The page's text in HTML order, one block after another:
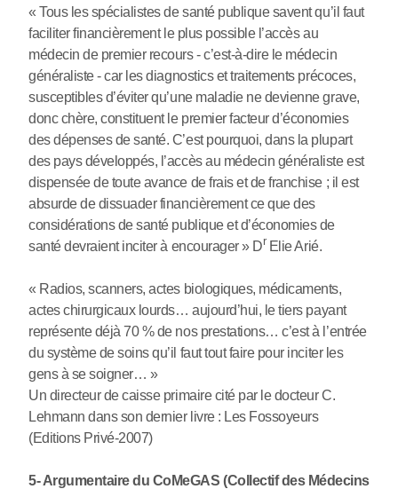
« Tous les spécialistes de santé publique savent qu’il faut
faciliter financièrement le plus possible l’accès au
médecin de premier recours - c’est-à-dire le médecin
généraliste - car les diagnostics et traitements précoces,
susceptibles d’éviter qu’une maladie ne devienne grave,
donc chère, constituent le premier facteur d’économies
des dépenses de santé. C’est pourquoi, dans la plupart
des pays développés, l’accès au médecin généraliste est
dispensée de toute avance de frais et de franchise ; il est
absurde de dissuader financièrement ce que des
considérations de santé publique et d’économies de
santé devraient inciter à encourager » Dr Elie Arié.
« Radios, scanners, actes biologiques, médicaments,
actes chirurgicaux lourds… aujourd’hui, le tiers payant
représente déjà 70 % de nos prestations… c’est à l’entrée
du système de soins qu’il faut tout faire pour inciter les
gens à se soigner… »
Un directeur de caisse primaire cité par le docteur C.
Lehmann dans son dernier livre : Les Fossoyeurs
(Editions Privé-2007)
5- Argumentaire du CoMeGAS (Collectif des Médecins